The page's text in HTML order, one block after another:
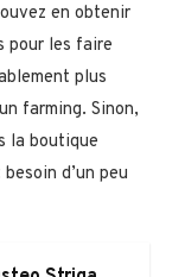
en obtenir
pour les faire
plus
farming. Sinon,
la boutique
d’un peu